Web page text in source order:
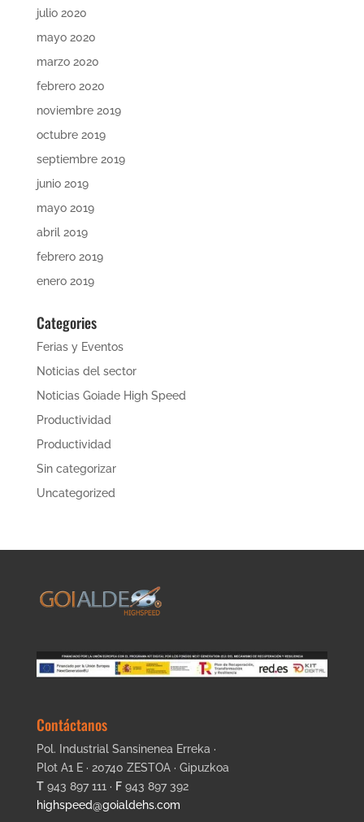
julio 2020
mayo 2020
marzo 2020
febrero 2020
noviembre 2019
octubre 2019
septiembre 2019
junio 2019
mayo 2019
abril 2019
febrero 2019
enero 2019
Categories
Ferias y Eventos
Noticias del sector
Noticias Goiade High Speed
Productividad
Productividad
Sin categorizar
Uncategorized
Contáctanos
Pol. Industrial Sansinenea Erreka ·
Plot A1 E · 20740 ZESTOA · Gipuzkoa
T943 897 111 · F943 897 392
highspeed@goialdehs.com